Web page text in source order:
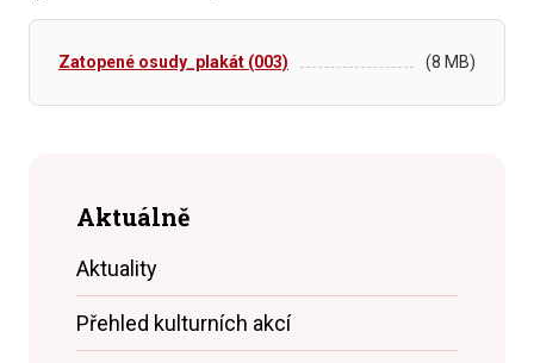
Zatopené osudy_plakát (003) (8 MB)
Aktuálně
Aktuality
Přehled kulturních akcí